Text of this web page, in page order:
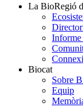
La BioRegió
Biocat
Sobre
Equip